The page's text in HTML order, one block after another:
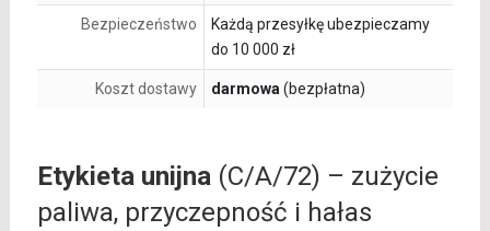
Bezpieczeństwo
Każdą przesyłkę ubezpieczamy
do 10 000 zł
Koszt dostawy darmowa (bezpłatna)
Etykieta unijna(C/A/72) – zużycie
paliwa, przyczepność i hałas